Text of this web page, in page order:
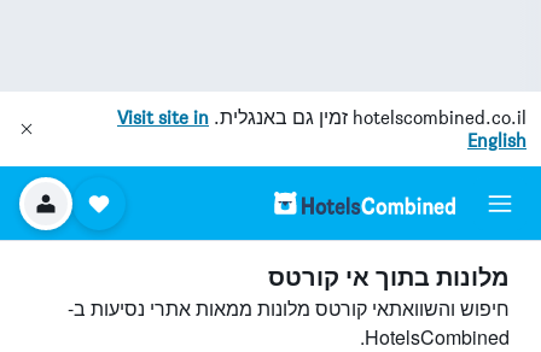
hotelscombined.co.il זמין גם באנגלית. Visit site in
English
מלונות בתוך אי קורטס
חיפוש והשוואתאי קורטס מלונות ממאות אתרי נסיעות ב-
HotelsCombined.